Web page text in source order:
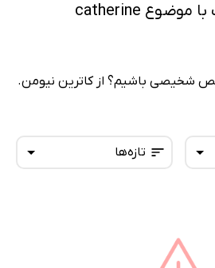
کتاب‌های الکترونیک با موضوع catherine
شخیصی باشیم؟ از کاترین نیومن.
تازه‌ها